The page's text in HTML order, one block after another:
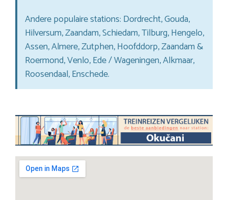
Andere populaire stations: Dordrecht, Gouda,
Hilversum, Zaandam, Schiedam, Tilburg, Hengelo,
Assen, Almere, Zutphen, Hoofddorp, Zaandam &
Roermond, Venlo, Ede / Wageningen, Alkmaar,
Roosendaal, Enschede.